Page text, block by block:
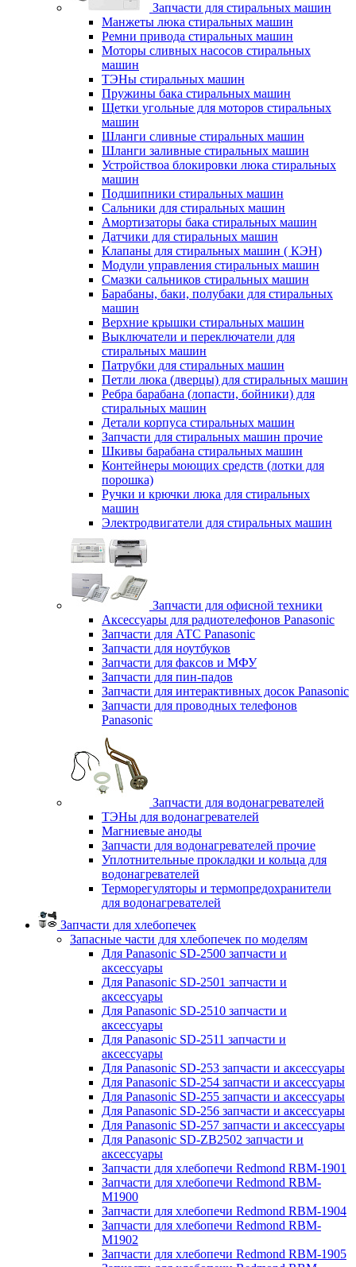
Запчасти для стиральных машин
Манжеты люка стиральных машин
Ремни привода стиральных машин
Моторы сливных насосов стиральных
машин
ТЭНы стиральных машин
Пружины бака стиральных машин
Щетки угольные для моторов стиральных
машин
Шланги сливные стиральных машин
Шланги заливные стиральных машин
Устройствоа блокировки люка стиральных
машин
Подшипники стиральных машин
Сальники для стиральных машин
Амортизаторы бака стиральных машин
Датчики для стиральных машин
Клапаны для стиральных машин ( КЭН)
Модули управления стиральных машин
Смазки сальников стиральных машин
Барабаны, баки, полубаки для стиральных
машин
Верхние крышки стиральных машин
Выключатели и переключатели для
стиральных машин
Патрубки для стиральных машин
Петли люка (дверцы) для стиральных машин
Ребра барабана (лопасти, бойники) для
стиральных машин
Детали корпуса стиральных машин
Запчасти для стиральных машин прочие
Шкивы барабана стиральных машин
Контейнеры моющих средств (лотки для
порошка)
Ручки и крючки люка для стиральных
машин
Электродвигатели для стиральных машин
Запчасти для офисной техники
Аксессуары для радиотелефонов Panasonic
Запчасти для АТС Panasonic
Запчасти для ноутбуков
Запчасти для факсов и МФУ
Запчасти для пин-падов
Запчасти для интерактивных досок Panasonic
Запчасти для проводных телефонов
Panasonic
Запчасти для водонагревателей
ТЭНы для водонагревателей
Магниевые аноды
Запчасти для водонагревателей прочие
Уплотнительные прокладки и кольца для
водонагревателей
Терморегуляторы и термопредохранители
для водонагревателей
Запчасти для хлебопечек
Запасные части для хлебопечек по моделям
Для Panasonic SD-2500 запчасти и
аксессуары
Для Panasonic SD-2501 запчасти и
аксессуары
Для Panasonic SD-2510 запчасти и
аксессуары
Для Panasonic SD-2511 запчасти и
аксессуары
Для Panasonic SD-253 запчасти и аксессуары
Для Panasonic SD-254 запчасти и аксессуары
Для Panasonic SD-255 запчасти и аксессуары
Для Panasonic SD-256 запчасти и аксессуары
Для Panasonic SD-257 запчасти и аксессуары
Для Panasonic SD-ZB2502 запчасти и
аксессуары
Запчасти для хлебопечи Redmond RBM-1901
Запчасти для хлебопечи Redmond RBM-
M1900
Запчасти для хлебопечи Redmond RBM-1904
Запчасти для хлебопечи Redmond RBM-
M1902
Запчасти для хлебопечи Redmond RBM-1905